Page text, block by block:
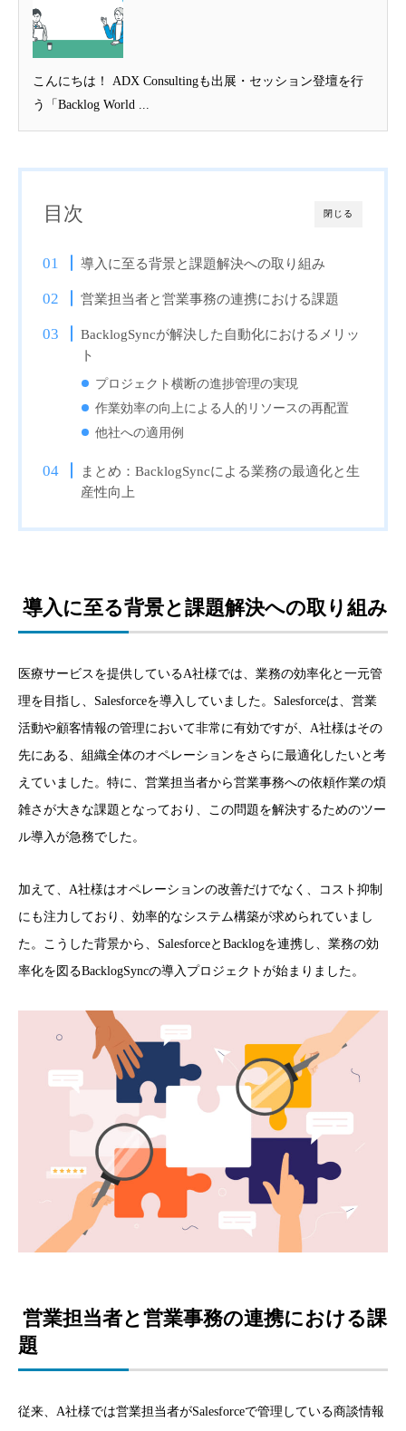
こんにちは！ ADX Consultingも出展・セッション登壇を行
う「Backlog World ...
閉じる
目次
導入に至る背景と課題解決への取り組み
営業担当者と営業事務の連携における課題
BacklogSyncが解決した自動化におけるメリッ
ト
プロジェクト横断の進捗管理の実現
作業効率の向上による人的リソースの再配置
他社への適用例
まとめ：BacklogSyncによる業務の最適化と生
産性向上
導入に至る背景と課題解決への取り組み
医療サービスを提供しているA社様では、業務の効率化と一元管
理を目指し、Salesforceを導入していました。Salesforceは、営業
活動や顧客情報の管理において非常に有効ですが、A社様はその
先にある、組織全体のオペレーションをさらに最適化したいと考
えていました。特に、営業担当者から営業事務への依頼作業の煩
雑さが大きな課題となっており、この問題を解決するためのツー
ル導入が急務でした。
加えて、A社様はオペレーションの改善だけでなく、コスト抑制
にも注力しており、効率的なシステム構築が求められていまし
た。こうした背景から、SalesforceとBacklogを連携し、業務の効
率化を図るBacklogSyncの導入プロジェクトが始まりました。
営業担当者と営業事務の連携における課
題
従来、A社様では営業担当者がSalesforceで管理している商談情報